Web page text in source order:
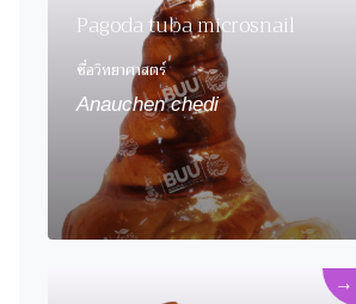
Pagoda tuba microsnail
ชื่อวิทยาศาสตร์
Anauchen chedi
→